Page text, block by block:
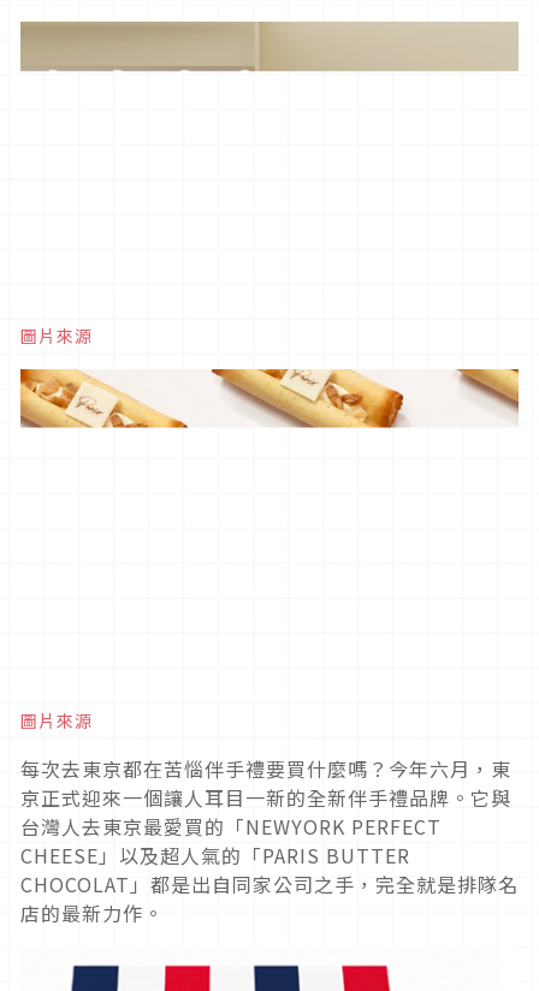
圖片來源
圖片來源
每次去東京都在苦惱伴手禮要買什麼嗎？今年六月，東
京正式迎來一個讓人耳目一新的全新伴手禮品牌。它與
台灣人去東京最愛買的「NEWYORK PERFECT
CHEESE」以及超人氣的「PARIS BUTTER
CHOCOLAT」都是出自同家公司之手，完全就是排隊名
店的最新力作。